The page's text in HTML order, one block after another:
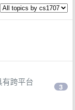
跨平台
3